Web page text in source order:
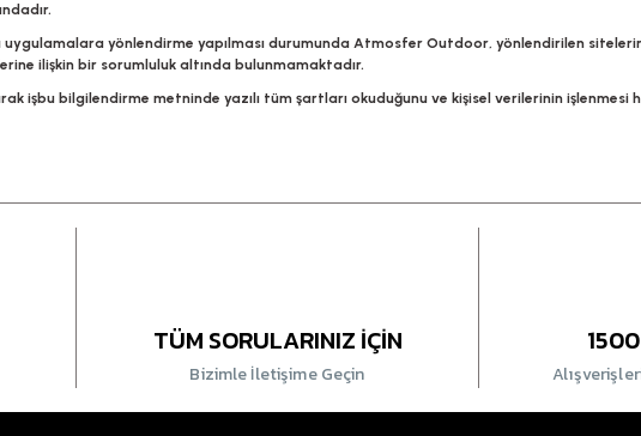
yönlendirme yapılması durumunda Atmosfer Outdoor, yönlendirilen
ilişkin bir sorumluluk altında bulunmamaktadır.
işbu bilgilendirme metninde yazılı tüm şartları okuduğunu ve kişisel verilerinin işlenmesi
TÜM SORULARINIZ İÇİN
Bizimle İletişime Geçin